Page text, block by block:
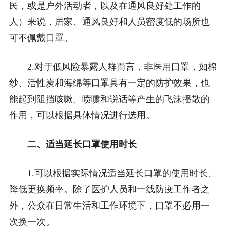
民，或是户外活动者，以及在通风良好处工作的
人）来说，居家、通风良好和人员密度低的场所也
可不佩戴口罩。
2.对于低风险暴露人群而言，非医用口罩，如棉
纱、活性炭和海绵等口罩具有一定的防护效果，也
能起到阻挡咳嗽、喷嚏和说话等产生的飞沫播散的
作用，可以根据具体情况进行选用。
二、适当延长口罩使用时长
1.可以根据实际情况适当延长口罩的使用时长、
降低更换频率。除了医护人员和一线防疫工作者之
外，公众在日常生活和工作环境下，口罩不必用一
次换一次。